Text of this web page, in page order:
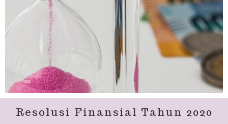
Resolusi Finansial Tahun 2020